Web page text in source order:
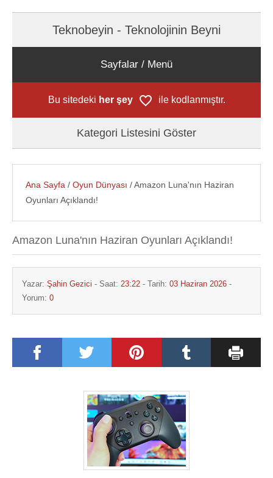
Teknobeyin - Teknolojinin Beyni
Sayfalar / Menü
Bu sitedeki her şey ile kodlanmıştır.
Kategori Listesini Göster
Ana Sayfa /Oyun Dünyası / Amazon Luna'nın Haziran
Oyunları Açıklandı!
Amazon Luna'nın Haziran Oyunları Açıklandı!
Yazar: Şahin Gezici - Saat: 23:22 - Tarih: 03 Haziran 2026 -
Yorum: 0